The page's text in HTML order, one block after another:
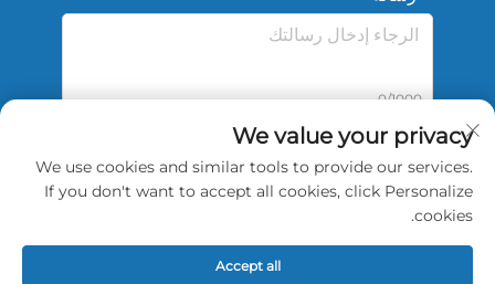
0/1000
أرسل
We value your privacy
We use cookies and similar tools to provide our services.
If you don't want to accept all cookies, click Personalize
cookies.
Accept all